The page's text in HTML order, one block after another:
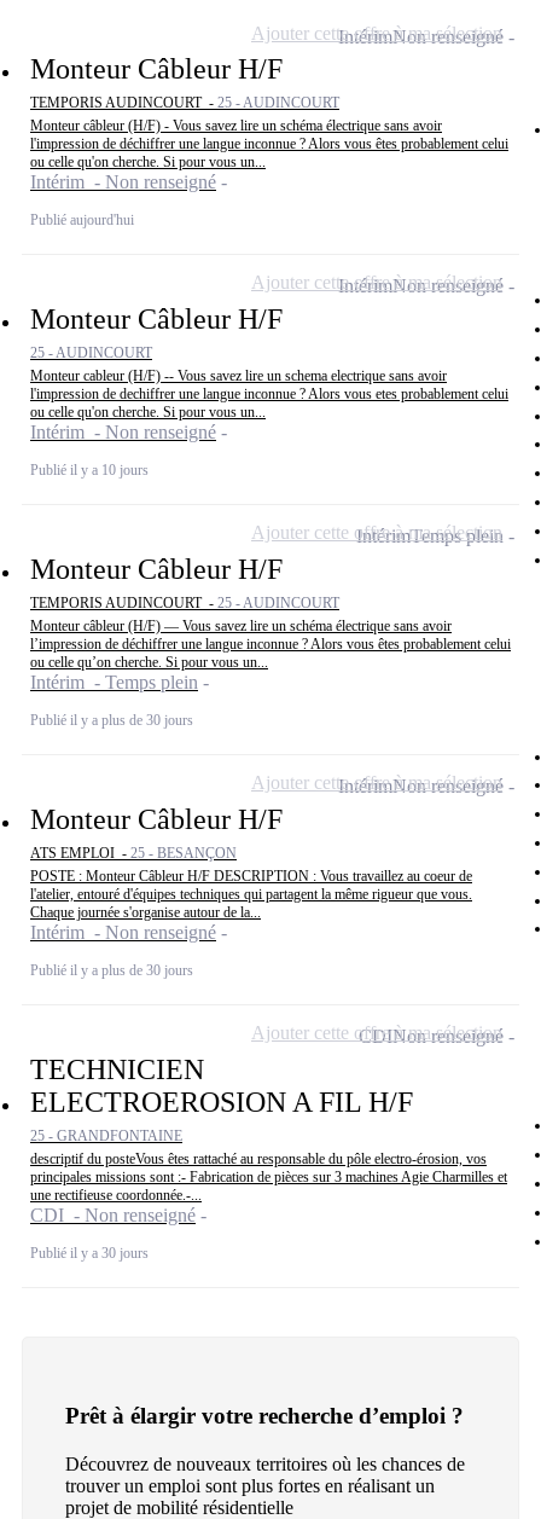
Monteur Câbleur H/F
TEMPORIS AUDINCOURT - 25 - AUDINCOURT
Monteur câbleur (H/F) - Vous savez lire un schéma électrique sans avoir
l'impression de déchiffrer une langue inconnue ? Alors vous êtes probablement celui
ou celle qu'on cherche. Si pour vous un...
Intérim - Non renseigné
Publié aujourd'hui
IntérimNon renseigné
Ajouter cette offre à ma sélection
Monteur Câbleur H/F
25 - AUDINCOURT
Monteur cableur (H/F) -- Vous savez lire un schema electrique sans avoir
l'impression de dechiffrer une langue inconnue ? Alors vous etes probablement celui
ou celle qu'on cherche. Si pour vous un...
Intérim - Non renseigné
Publié il y a 10 jours
IntérimNon renseigné
Ajouter cette offre à ma sélection
Monteur Câbleur H/F
TEMPORIS AUDINCOURT - 25 - AUDINCOURT
Monteur câbleur (H/F) — Vous savez lire un schéma électrique sans avoir
l’impression de déchiffrer une langue inconnue ? Alors vous êtes probablement celui
ou celle qu’on cherche. Si pour vous un...
Intérim - Temps plein
Publié il y a plus de 30 jours
IntérimTemps plein
Ajouter cette offre à ma sélection
Monteur Câbleur H/F
ATS EMPLOI - 25 - BESANÇON
POSTE : Monteur Câbleur H/F DESCRIPTION : Vous travaillez au coeur de
l'atelier, entouré d'équipes techniques qui partagent la même rigueur que vous.
Chaque journée s'organise autour de la...
Intérim - Non renseigné
Publié il y a plus de 30 jours
IntérimNon renseigné
Ajouter cette offre à ma sélection
TECHNICIEN
ELECTROEROSION A FIL H/F
25 - GRANDFONTAINE
descriptif du posteVous êtes rattaché au responsable du pôle electro-érosion, vos
principales missions sont :- Fabrication de pièces sur 3 machines Agie Charmilles et
une rectifieuse coordonnée.-...
CDI - Non renseigné
Publié il y a 30 jours
CDINon renseigné
Ajouter cette offre à ma sélection
Prêt à élargir votre recherche d’emploi ?
Découvrez de nouveaux territoires où les chances de
trouver un emploi sont plus fortes en réalisant un
projet de mobilité résidentielle